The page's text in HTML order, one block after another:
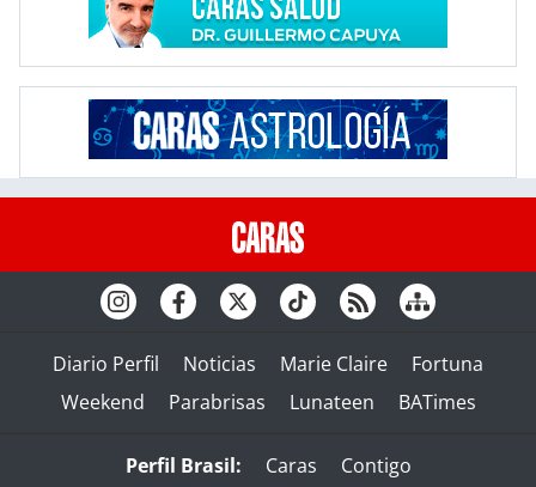
Diario Perfil Noticias Marie Claire
Fortuna
Weekend
Parabrisas Lunateen BATimes
Perfil Brasil: Caras Contigo